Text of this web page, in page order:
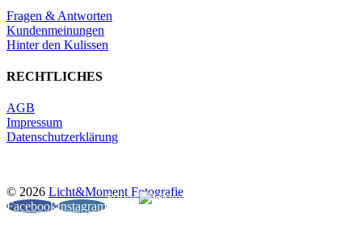
Fragen & Antworten
Kundenmeinungen
Hinter den Kulissen
RECHTLICHES
AGB
Impressum
Datenschutzerklärung
© 2026 Licht&Moment Fotografie
FacebookInstagram
500px